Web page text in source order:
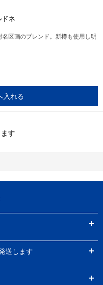
ネ
区画のブレンド。新樽も使用し明
入れる
す
送します